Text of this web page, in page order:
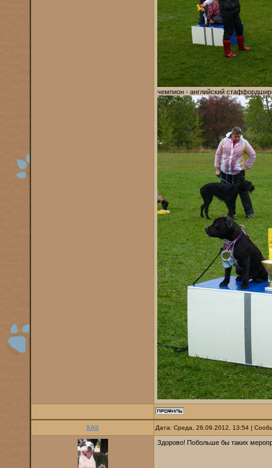
чемпион - английский
SAS Дата: Среда, 26.09.2012, 13:54 |
Здорово! Побольше бы таких